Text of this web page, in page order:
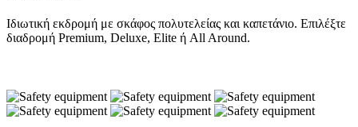
Ιδιωτική εκδρομή με σκάφος πολυτελείας και καπετάνιο. Επιλέξτε
διαδρομή Premium, Deluxe, Elite ή All Around.